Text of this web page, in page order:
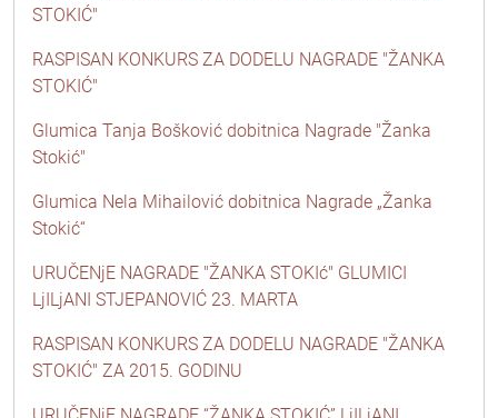
STOKIĆ"
RASPISAN KONKURS ZA DODELU NAGRADE "ŽANKA
STOKIĆ"
Glumica Tanja Bošković dobitnica Nagrade "Žanka
Stokić"
Glumica Nela Mihailović dobitnica Nagrade „Žanka
Stokić“
URUČENjE NAGRADE "ŽANKA STOKIć" GLUMICI
LjILjANI STJEPANOVIĆ 23. MARTA
RASPISAN KONKURS ZA DODELU NAGRADE "ŽANKA
STOKIĆ" ZA 2015. GODINU